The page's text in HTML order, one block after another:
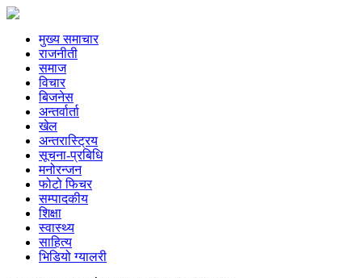
मुख्य समाचार
राजनीती
समाज
विचार
बिजनेस
अन्तर्वार्ता
खेल
अन्तरास्ट्रिय
सूचना-प्रबिधि
मनोरन्जन
फोटो फिचर
सम्पादकीय
शिक्षा
स्वास्थ्य
साहित्य
भिडियो ग्यालरी